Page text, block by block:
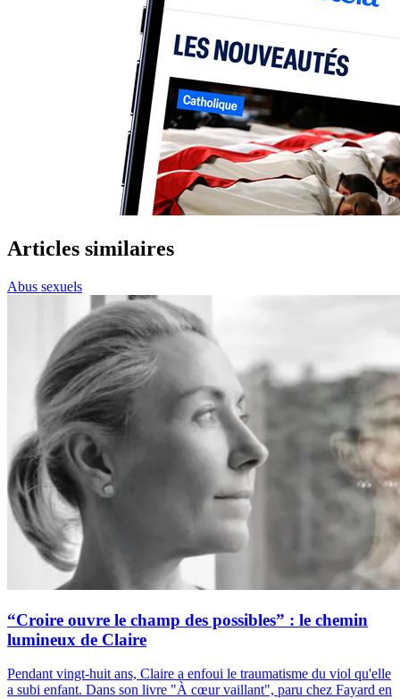
Articles similaires
Abus sexuels
“Croire ouvre le champ des possibles” : le chemin
lumineux de Claire
Pendant vingt-huit ans, Claire a enfoui le traumatisme du viol qu'elle
a subi enfant. Dans son livre "À cœur vaillant", paru chez Fayard en